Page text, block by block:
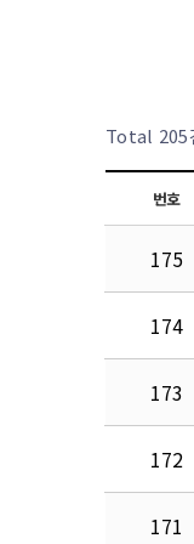
Total 205
번호
175
174
173
172
171